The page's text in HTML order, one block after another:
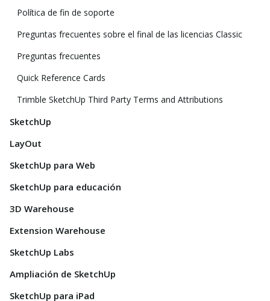
Política de fin de soporte
Preguntas frecuentes sobre el final de las licencias Classic
Preguntas frecuentes
Quick Reference Cards
Trimble SketchUp Third Party Terms and Attributions
SketchUp
LayOut
SketchUp para Web
SketchUp para educación
3D Warehouse
Extension Warehouse
SketchUp Labs
Ampliación de SketchUp
SketchUp para iPad